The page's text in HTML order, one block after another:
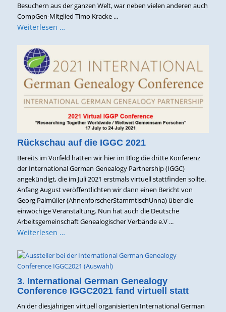
Besuchern aus der ganzen Welt, war neben vielen anderen auch
CompGen-Mitglied Timo Kracke ...
Weiterlesen …
Rückschau auf die IGGC 2021
Bereits im Vorfeld hatten wir hier im Blog die dritte Konferenz
der International German Genealogy Partnership (IGGC)
angekündigt, die im Juli 2021 erstmals virtuell stattfinden sollte.
Anfang August veröffentlichten wir dann einen Bericht von
Georg Palmüller (AhnenforscherStammtischUnna) über die
einwöchige Veranstaltung. Nun hat auch die Deutsche
Arbeitsgemeinschaft Genealogischer Verbände e.V ...
Weiterlesen …
3. International German Genealogy
Conference IGGC2021 fand virtuell statt
An der diesjährigen virtuell organisierten International German